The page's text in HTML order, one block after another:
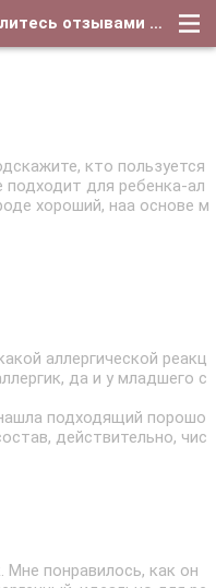
Порошок Dr Tuttelle , поделитесь отзывами - Форум о детях и для их родителей
кто пользуется
для ребенка-ал
хороший, наа основе м
аллергической реакц
да и у младшего с
подходящий порошо
действительно, чис
понравилось, как он